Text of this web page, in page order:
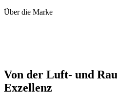
Über die Marke
Von der Luft- und
Exzellenz